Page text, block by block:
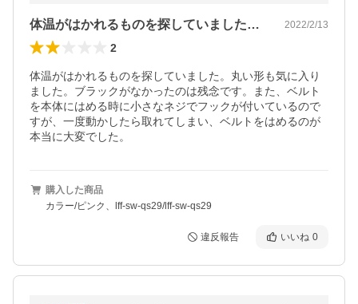
体温がはかれるものを探していました。丸… 2022/2/13
2
体温がはかれるものを探していました。丸い形も気に入り
ました。ブラックがなかったのは残念です。また、ベルト
を本体にはめる時に小さなネジでフックが付いているので
すが、一度動かしたら取れてしまい、ベルトをはめるのが
本当に大変でした。
購入した商品
カラー/ピンク、lff-sw-qs29/lff-sw-qs29
違反報告 いいね 0